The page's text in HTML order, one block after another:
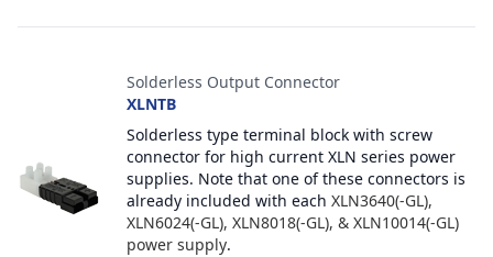
Solderless Output Connector
XLNTB
Solderless type terminal block with screw
connector for high current XLN series power
supplies. Note that one of these connectors is
already included with each XLN3640(-GL),
XLN6024(-GL), XLN8018(-GL), & XLN10014(-GL)
power supply.